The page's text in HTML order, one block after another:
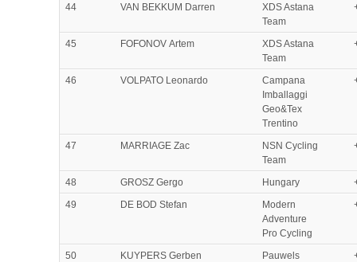
44 VAN BEKKUM Darren
XDS Astana
Team
45 FOFONOV Artem
XDS Astana
Team
46 VOLPATO Leonardo
Campana
Imballaggi
Geo&Tex
Trentino
47 MARRIAGE Zac
NSN Cycling
Team
48 GROSZ Gergo Hungary
49
DE BOD Stefan
Modern
Adventure
Pro Cycling
50 KUYPERS Gerben
Pauwels